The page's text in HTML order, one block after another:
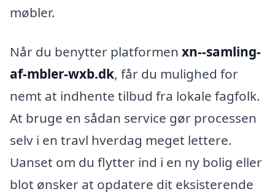
møbler.
Når du benytter platformen xn--samling-
af-mbler-wxb.dk, får du mulighed for
nemt at indhente tilbud fra lokale fagfolk.
At bruge en sådan service gør processen
selv i en travl hverdag meget lettere.
Uanset om du flytter ind i en ny bolig eller
blot ønsker at opdatere dit eksisterende